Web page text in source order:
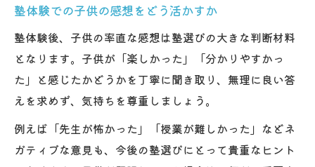
塾体験での子供の感想をどう活かすか
塾体験後、子供の率直な感想は塾選びの大きな判断材料
となります。子供が「楽しかった」「分かりやすかっ
た」と感じたかどうかを丁寧に聞き取り、無理に良い答
えを求めず、気持ちを尊重しましょう。
例えば「先生が怖かった」「授業が難しかった」などネ
ガティブな意見も、今後の塾選びにとって貴重なヒント